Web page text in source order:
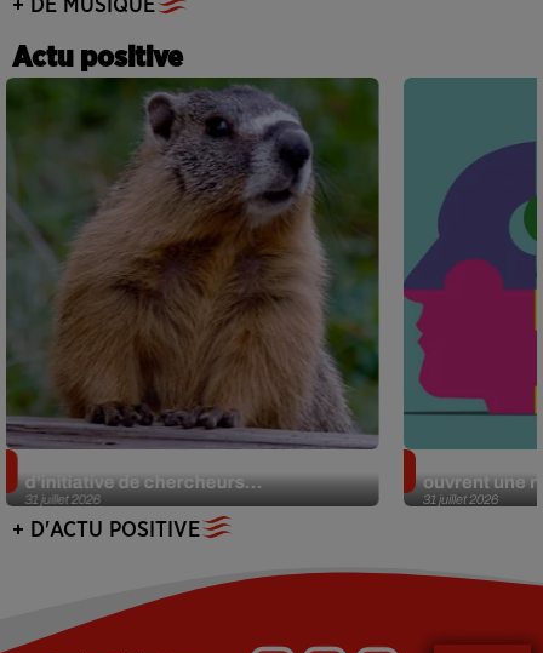
+ DE MUSIQUE
Actu positive
31 juillet 2026
d’initiative de chercheurs...
31 juillet 2026
ouvrent une
+ D'ACTU POSITIVE